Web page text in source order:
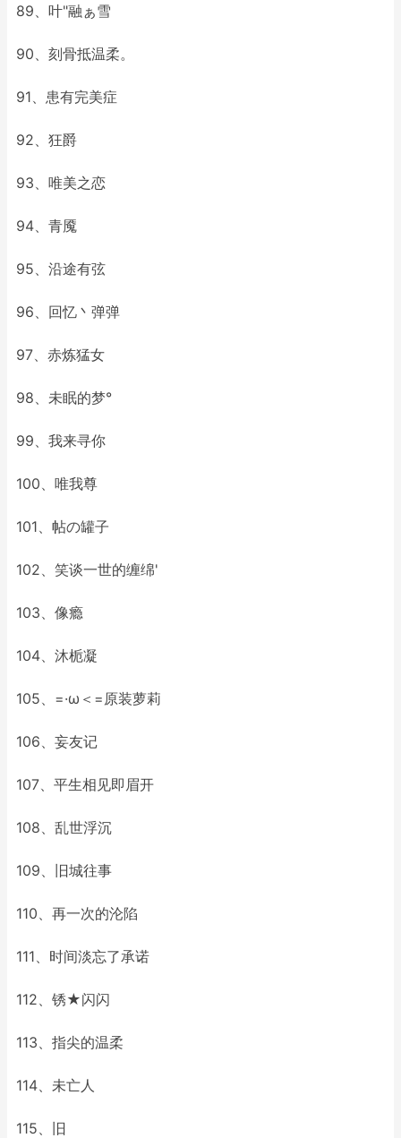
89、叶"融ぁ雪
90、刻骨抵温柔。
91、患有完美症
92、狂爵
93、唯美之恋
94、青魇
95、沿途有弦
96、回忆丶弹弹
97、赤炼猛女
98、未眠的梦°
99、我来寻你
100、唯我尊
101、帖の罐子
102、笑谈一世的缠绵'
103、像瘾
104、沐栀凝
105、=·ω＜=原装萝莉
106、妄友记
107、平生相见即眉开
108、乱世浮沉
109、旧城往事
110、再一次的沦陷
111、时间淡忘了承诺
112、锈★闪闪
113、指尖的温柔
114、未亡人
115、旧